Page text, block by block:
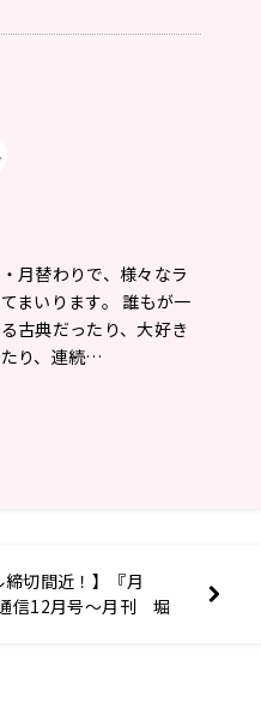
月替わりで、様々なラ
まいります。 誰もが一
古典だったり、大好き
り、連続…
締切間近！】『月
信12月号～月刊 堀